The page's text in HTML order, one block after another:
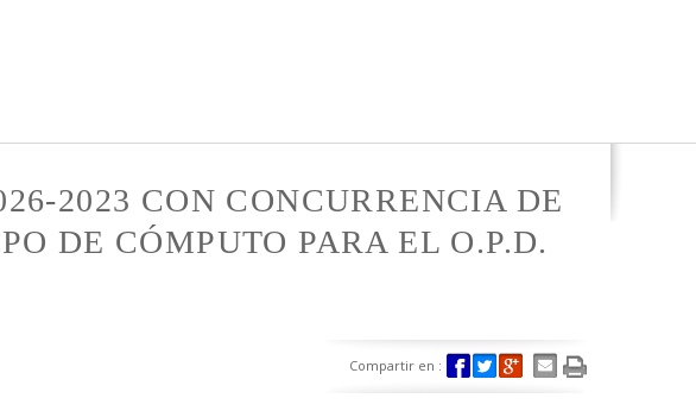
2023 CON CONCURRENCIA DE
DE CÓMPUTO PARA EL O.P.D.
Compartir en :